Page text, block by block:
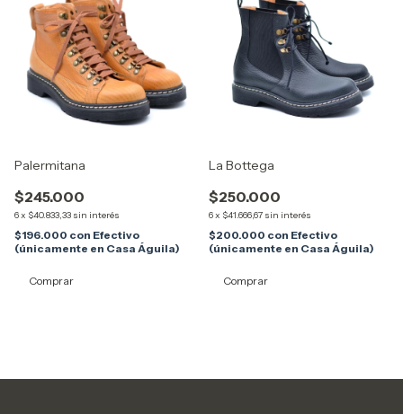
Palermitana
$245.000
6x $40.833,33 sin interés
$196.000 con Efectivo
(únicamente en Casa Águila)
Comprar
La Bottega
$250.000
6x $41.666,67 sin interés
$200.000 con Efectivo
(únicamente en Casa Águila)
Comprar